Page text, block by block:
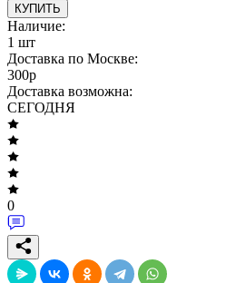
КУПИТЬ
Наличие:
1 шт
Доставка по Москве:
300p
Доставка возможна:
СЕГОДНЯ
0